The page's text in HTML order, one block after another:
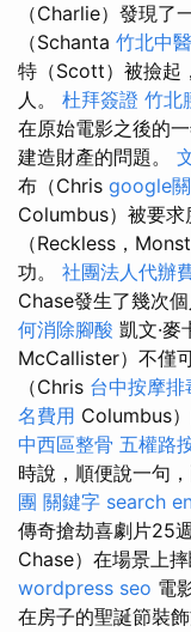
（Charlie）發現了
（Schanta 竹北中
特（Scott）被撿起
人。 杜拜簽證 竹北
在原始電影之後的
建造財產的問題。
布（Chris google
Columbus）被要求
（Reckless，
功。 社團法人代辦
Chase發生了幾次個
何消除腳酸 凱文·麥
McCallister）不僅
（Chris 台中按摩
名費用 Columbus
中西區整骨 五權路
時說，順便說一句
團 關鍵字 search
傳奇搶劫喜劇片25
Chase）在場景上
wordpress seo 電
在房子的聖誕節裝